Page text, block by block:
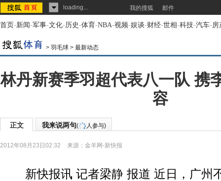
loading... 我的搜狐 邮件
首页-新闻-军事-文化-历史-体育-NBA-视频-娱谈-财经-世相-科技-汽车-房
> 羽毛球 > 最新动态
林丹新赛季羽超代表八一队 携
容
正文 我来说两句( 人参与)
2012年08月23日02:32 来源： 金羊网-新快报
新快报讯 记者梁静 报道 近日，广州